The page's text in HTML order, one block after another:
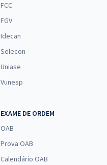
FCC
FGV
Idecan
Selecon
Uniase
Vunesp
EXAME DE ORDEM
OAB
Prova OAB
Calendário OAB